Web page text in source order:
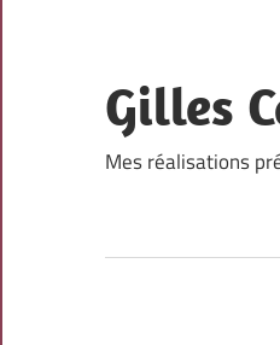
content
Gilles
Mes réalisations